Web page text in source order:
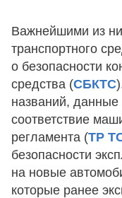
Важнейшими из
транспортного
о безопасности
средства (СБКТС
названий,
соответствие
регламента (ТР
безопасности
на новые
которые ранее